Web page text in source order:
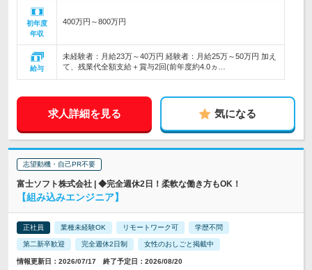
初年度
年収
400万円～800万円
給与
未経験者：月給23万～40万円 経験者：月給25万～50万円 加え
て、残業代全額支給＋賞与2回(前年度約4.0ヵ…
求人詳細を見る 気になる
志望動機・自己PR不要
富士ソフト株式会社 | ◆完全週休2日！柔軟な働き方もOK！
【組み込みエンジニア】
正社員 業種未経験OK リモートワーク可 学歴不問
第二新卒歓迎 完全週休2日制 女性のおしごと掲載中
情報更新日：2026/07/17 終了予定日：2026/08/20